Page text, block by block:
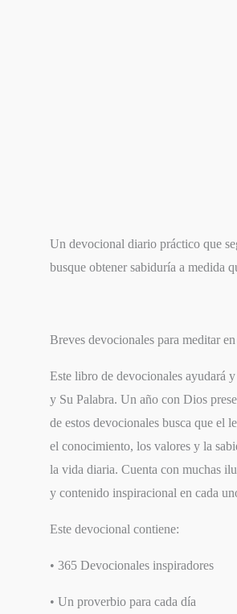
SIGUIENTE
Un devocional diario práctico que
busque obtener sabiduría a medida
Breves devocionales para meditar
Este libro de devocionales ayudará
y Su Palabra. Un año con Dios
de estos devocionales busca que el
el conocimiento, los valores y la
la vida diaria. Cuenta con muchas
y contenido inspiracional en cada
Este devocional contiene:
• 365 Devocionales inspiradores
• Un proverbio para cada día